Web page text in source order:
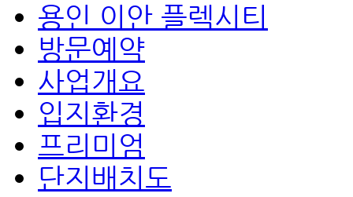
용인 이안 플렉시티
방문예약
사업개요
입지환경
프리미엄
단지배치도